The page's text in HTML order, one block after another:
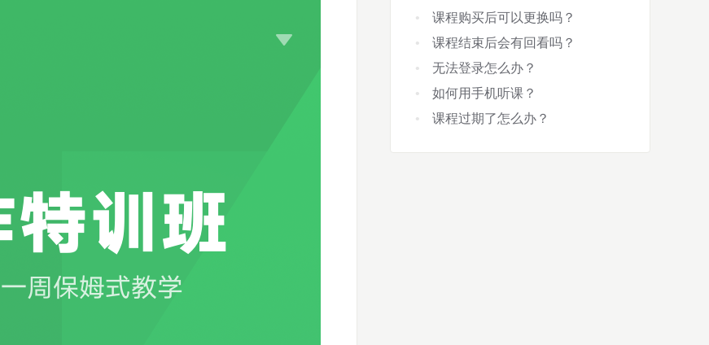
课程购买后可以更换吗？
课程结束后会有回看吗？
无法登录怎么办？
如何用手机听课？
课程过期了怎么办？